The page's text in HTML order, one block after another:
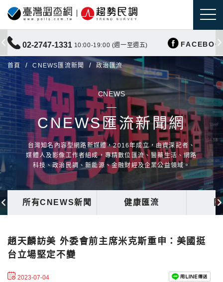
02-2747-1331 10:00-19:00 (週一至週五)
首頁 CNEWS匯流新聞 政治匯流
CNEWS
CNEWS匯流新聞網
台灣知名內容型網路新媒體，2016年成立，由資深記者、
媒體人及影像工作者組成，專精數位匯流、醫藥生活、網路
科技、政治民調、新能源、金融財經及企業公益領域。
所有CNEWS新聞 健康匯流
趙天麟訪美 外委會前主席米克斯重申：美國挺
台立場堅定不變
2023-07-04